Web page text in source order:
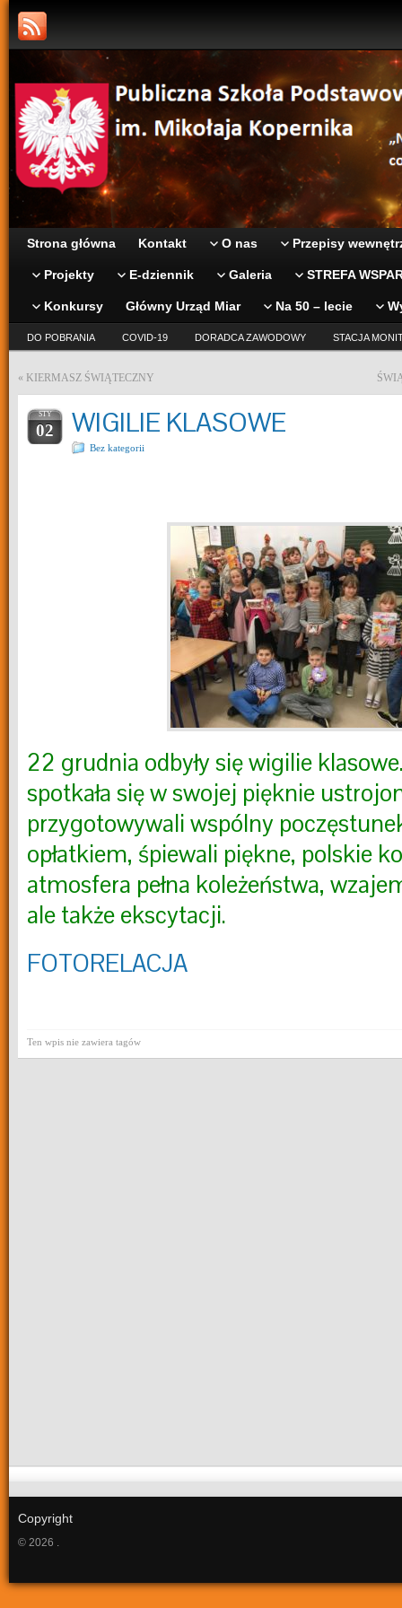
Strona główna Kontakt O nas Przepisy
Projekty E-dziennik Galeria STREFA
Konkursy Główny Urząd Miar Na 50 – lecie
DO POBRANIA COVID-19 DORADCA ZAWODOWY STACJA
« KIERMASZ ŚWIĄTECZNY
STY
02 WIGILIE KLASOWE
Bez kategorii
22 grudnia odbyły się wigilie
spotkała się w swojej pięknie
przygotowywali wspólny
opłatkiem, śpiewali piękne, polskie
atmosfera pełna koleżeństwa,
ale także ekscytacji.
FOTORELACJA
Ten wpis nie zawiera tagów
Copyright
© 2026 .